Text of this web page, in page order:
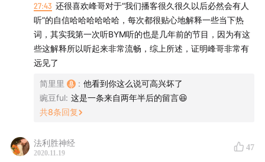
小说《福斯特世家》：无趣的有钱人（凡尔赛文学）
管理咨询中追求安全的“中规中矩”：大家眼中的优秀=保守
和服从
人类学家 Graeber 的小爽文《Bullshit Jobs》
观察：斯坦福MBA们近些年都过得怎么样？
27:43 还很喜欢峰哥对于“我们播客很久很久以后必然会有人
听”的自信哈哈哈哈哈哈，每次都很贴心地解释一些当下热
词，其实我第一次听BYM听的也是几年前的节目，因为有这
些这解释所以听起来非常流畅，综上所述，证明峰哥非常有
远见了
简里里 : 他看到你这么说可高兴坏了
豌豆ful: 这是一条来自两年半后的留言😆
共8条回复
法利胜神经
2020.11.19
47